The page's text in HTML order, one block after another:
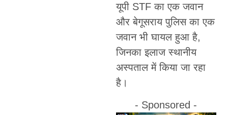
यूपी STF का एक जवान
और बेगूसराय पुलिस का एक
जवान भी घायल हुआ है,
जिनका इलाज स्थानीय
अस्पताल में किया जा रहा
है।
- Sponsored -